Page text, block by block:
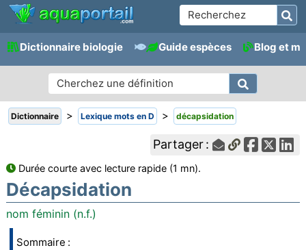
Dictionnaire biologie Guide espèces Blog et
Dictionnaire > Lexique mots en D > décapsidation
Partager :
Durée courte avec lecture rapide (1 mn).
Décapsidation
nom féminin (n.f.)
Sommaire :